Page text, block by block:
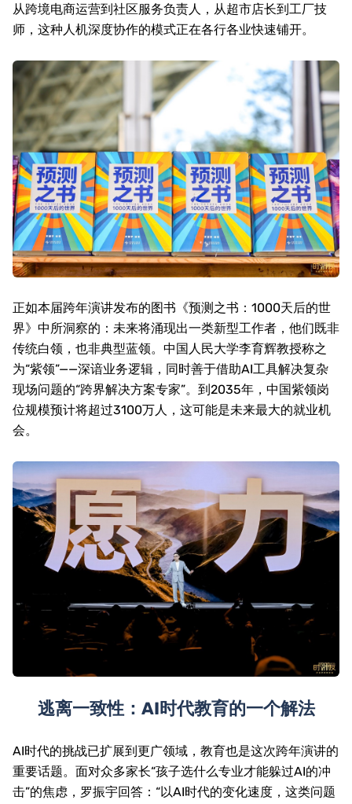
从跨境电商运营到社区服务负责人，从超市店长到工厂技
师，这种人机深度协作的模式正在各行各业快速铺开。
正如本届跨年演讲发布的图书《预测之书： 1000天后的世
界》中所洞察的：未来将涌现出一类新型工作者，他们既非
传统白领，也非典型蓝领。中国人民大学李育辉教授称之
为“紫领”——深谙业务逻辑，同时善于借助AI工具解决复杂
现场问题的“跨界解决方案专家”。到2035年，中国紫领岗
位规模预计将超过3100万人，这可能是未来最大的就业机
会。
逃离一致性： AI时代教育的一个解法
AI时代的挑战已扩展到更广领域，教育也是这次跨年演讲的
重要话题。面对众多家长“孩子选什么专业才能躲过AI的冲
击”的焦虑，罗振宇回答：“以AI时代的变化速度，这类问题